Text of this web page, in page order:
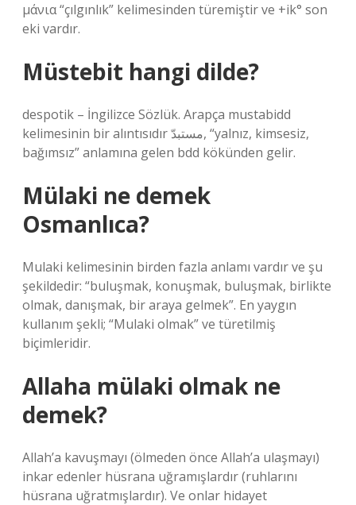
μάνια “çılgınlık” kelimesinden türemiştir ve +ik° son
eki vardır.
Müstebit hangi dilde?
despotik – İngilizce Sözlük. Arapça mustabidd
kelimesinin bir alıntısıdır مستبدّ, “yalnız, kimsesiz,
bağımsız” anlamına gelen bdd kökünden gelir.
Mülaki ne demek
Osmanlıca?
Mulaki kelimesinin birden fazla anlamı vardır ve şu
şekildedir: “buluşmak, konuşmak, buluşmak, birlikte
olmak, danışmak, bir araya gelmek”. En yaygın
kullanım şekli; “Mulaki olmak” ve türetilmiş
biçimleridir.
Allaha mülaki olmak ne
demek?
Allah’a kavuşmayı (ölmeden önce Allah’a ulaşmayı)
inkar edenler hüsrana uğramışlardır (ruhlarını
hüsrana uğratmışlardır). Ve onlar hidayet